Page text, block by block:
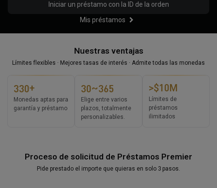
Iniciar un préstamo con la ID de la orden
Mis préstamos
Nuestras ventajas
Límites flexibles · Mejores tasas de interés · Admite todas las monedas
1
3
4
5
1
2
3
4
5
0
1
2
6
+
Monedas aptas para
garantía y préstamo
0
1
3
4
5
6
9
0
1
2
3
6
7
~
0
1
2
3
4
5
6
9
0
1
3
4
5
6
7
8
9
0
2
3
4
5
6
7
8
Elige entre varios
plazos, totalmente
personalizables.
>$
0
1
2
3
4
7
8
0
1
2
3
6
7
M
Límites de
préstamos
ilimitados
Proceso de solicitud de Préstamos Premier
Pide prestado el importe que quieras en solo 3 pasos.